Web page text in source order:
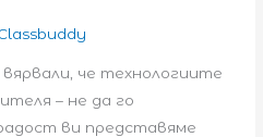
че технологиите
– не да го
ви представяме